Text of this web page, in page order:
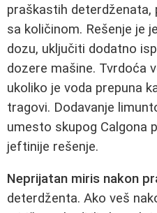
praškastih
sa količinom. Rešenje je
dozu, uključiti dodatno
dozere mašine. Tvrdoća
ukoliko je voda prepuna
tragovi. Dodavanje
umesto skupog Calgona
jeftinije rešenje.
Neprijatan miris nakon
deterdženta. Ako veš